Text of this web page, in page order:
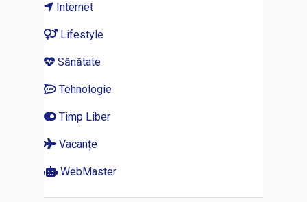
Internet
Lifestyle
Sănătate
Tehnologie
Timp Liber
Vacanțe
WebMaster